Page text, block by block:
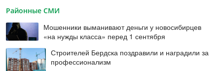
Районные СМИ
Мошенники выманивают деньги у новосибирцев
«на нужды класса» перед 1 сентября
Строителей Бердска поздравили и наградили за
профессионализм